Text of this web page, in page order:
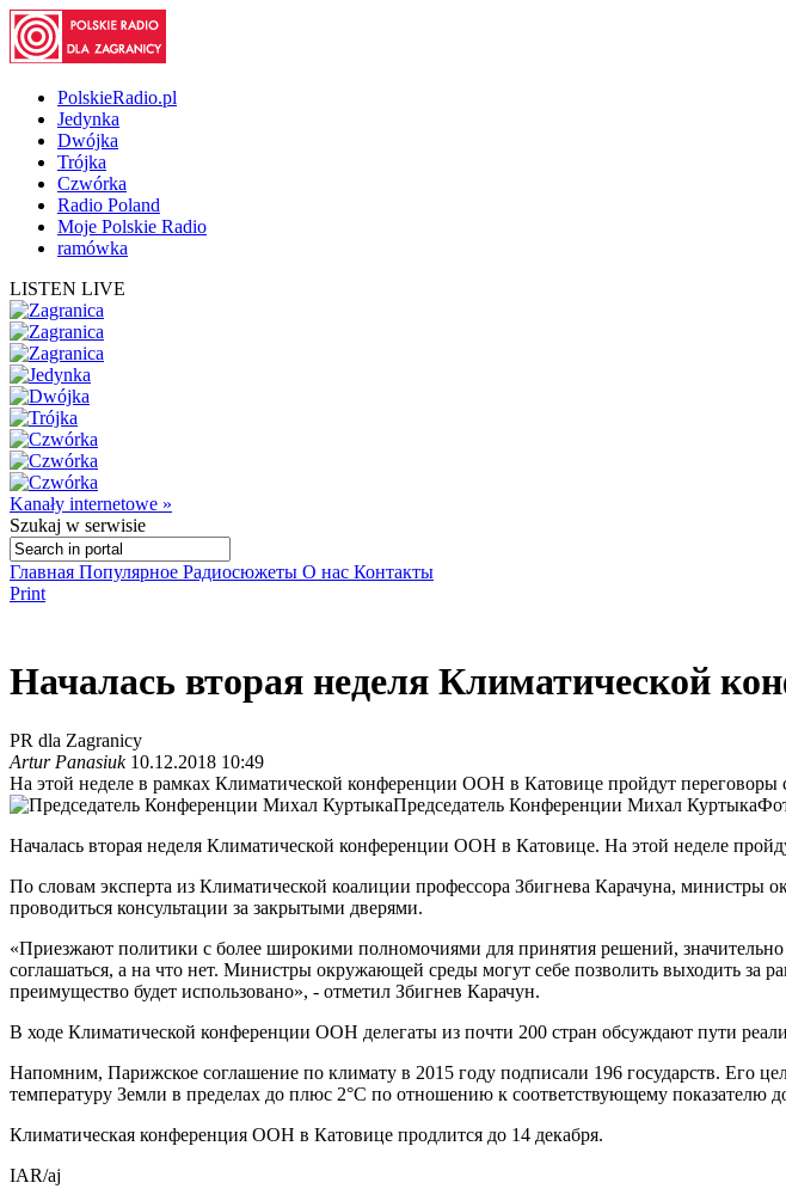
PolskieRadio.pl
Jedynka
Dwójka
Trójka
Czwórka
Radio Poland
Moje Polskie Radio
ramówka
LISTEN LIVE
Kanały internetowe »
Szukaj w serwisie
Главная Популярное Радиосюжеты О нас Контакты
Print
Началась вторая неделя Климатической
PR dla Zagranicy
Artur Panasiuk10.12.2018 10:49
На этой неделе в рамках Климатической конференции ООН в Катовице пройдут
Председатель Конференции Михал Куртыка
Началась вторая неделя Климатической конференции ООН в Катовице. На этой неделе
По словам эксперта из Климатической коалиции профессора Збигнева Карачуна,
проводиться консультации за закрытыми дверями.
«Приезжают политики с более широкими полномочиями для принятия решений,
соглашаться, а на что нет. Министры окружающей среды могут себе позволить выходить за
преимущество будет использовано», - отметил Збигнев Карачун.
В ходе Климатической конференции ООН делегаты из почти 200 стран обсуждают пути
Напомним, Парижское соглашение по климату в 2015 году подписали 196 государств. Его
температуру Земли в пределах до плюс 2°С по отношению к соответствующему показателю
Климатическая конференция ООН в Катовице продлится до 14 декабря.
IAR/aj